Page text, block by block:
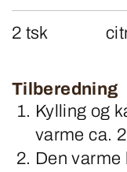
2 tsk
Tilberedning
Kylling og
varme ca.
Den